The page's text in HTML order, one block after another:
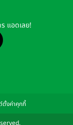
แอดเลย!
ตั้งค่าคุกกี้